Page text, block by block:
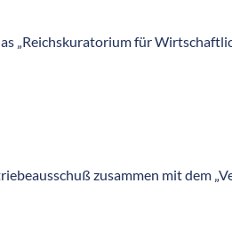
„Reichskuratorium für
zusammen mit dem